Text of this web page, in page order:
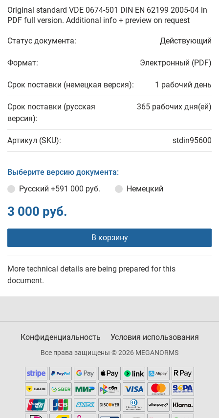
Original standard VDE 0674-501 DIN EN 62199 2005-04 in
PDF full version. Additional info + preview on request
Статус документа: Действующий
Формат: Электронный (PDF)
Срок поставки (немецкая версия): 1 рабочий день
Срок поставки (русская
версия):
365 рабочих дня(ей)
Артикул (SKU): stdin95600
Выберите версию документа:
Русский +591 000 руб. Немецкий
3 000 руб.
В корзину
More technical details are being prepared for this
document.
Конфиденциальность Условия использования
Все права защищены © 2026 MEGANORMS